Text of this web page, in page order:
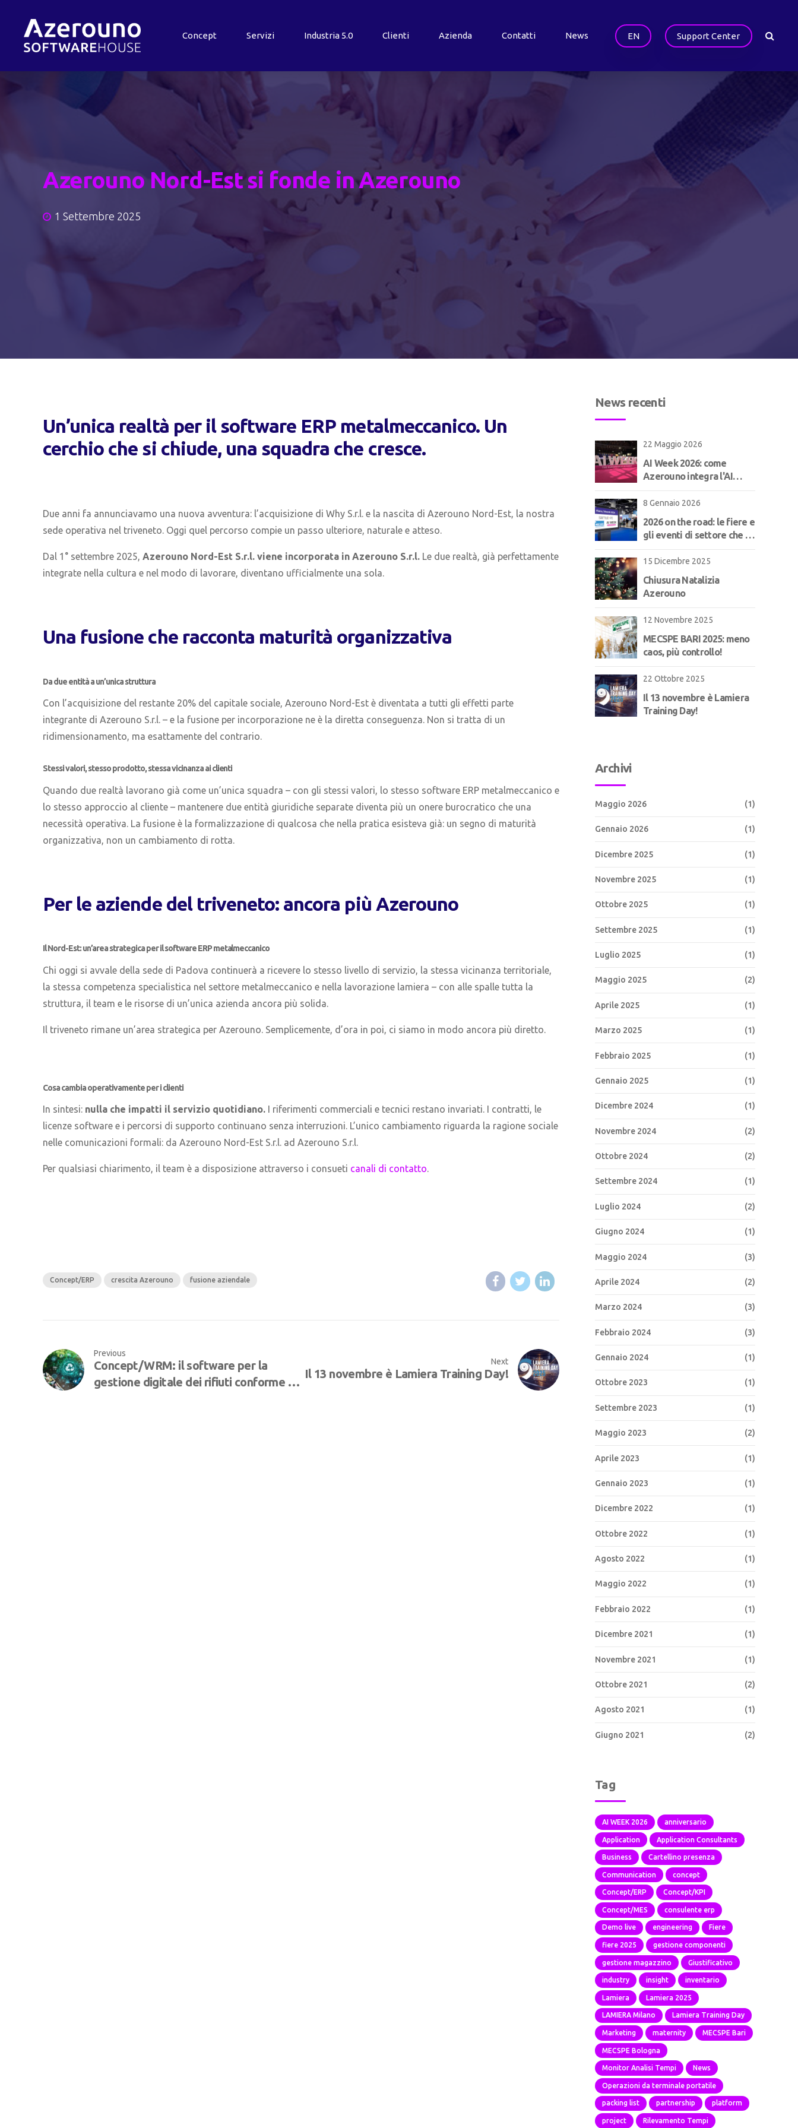
EN Support Center
Concept Servizi Industria 5.0 Clienti Azienda Contatti News
Azerouno Nord-Est si fonde in Azerouno
1 Settembre 2025
Un’unica realtà per il software ERP metalmeccanico. Un
cerchio che si chiude, una squadra che cresce.
Due anni fa annunciavamo una nuova avventura: l’acquisizione di Why S.r.l. e la nascita di Azerouno Nord-Est, la nostra
sede operativa nel triveneto. Oggi quel percorso compie un passo ulteriore, naturale e atteso.
Dal 1° settembre 2025, Azerouno Nord-Est S.r.l. viene incorporata in Azerouno S.r.l. Le due realtà, già perfettamente
integrate nella cultura e nel modo di lavorare, diventano ufficialmente una sola.
Una fusione che racconta maturità organizzativa
Da due entità a un’unica struttura
Con l’acquisizione del restante 20% del capitale sociale, Azerouno Nord-Est è diventata a tutti gli effetti parte
integrante di Azerouno S.r.l. – e la fusione per incorporazione ne è la diretta conseguenza. Non si tratta di un
ridimensionamento, ma esattamente del contrario.
Stessi valori, stesso prodotto, stessa vicinanza ai clienti
Quando due realtà lavorano già come un’unica squadra – con gli stessi valori, lo stesso software ERP metalmeccanico e
lo stesso approccio al cliente – mantenere due entità giuridiche separate diventa più un onere burocratico che una
necessità operativa. La fusione è la formalizzazione di qualcosa che nella pratica esisteva già: un segno di maturità
organizzativa, non un cambiamento di rotta.
Per le aziende del triveneto: ancora più Azerouno
Il Nord-Est: un’area strategica per il software ERP metalmeccanico
Chi oggi si avvale della sede di Padova continuerà a ricevere lo stesso livello di servizio, la stessa vicinanza territoriale,
la stessa competenza specialistica nel settore metalmeccanico e nella lavorazione lamiera – con alle spalle tutta la
struttura, il team e le risorse di un’unica azienda ancora più solida.
Il triveneto rimane un’area strategica per Azerouno. Semplicemente, d’ora in poi, ci siamo in modo ancora più diretto.
Cosa cambia operativamente per i clienti
In sintesi: nulla che impatti il servizio quotidiano. I riferimenti commerciali e tecnici restano invariati. I contratti, le
licenze software e i percorsi di supporto continuano senza interruzioni. L’unico cambiamento riguarda la ragione sociale
nelle comunicazioni formali: da Azerouno Nord-Est S.r.l. ad Azerouno S.r.l.
Per qualsiasi chiarimento, il team è a disposizione attraverso i consueti canali di contatto.
Concept/ERP crescita Azerouno fusione aziendale
Previous
Concept/WRM: il software per la
gestione digitale dei rifiuti conforme al
Next
Il 13 novembre è Lamiera Training Day!
News recenti
22 Maggio 2026
AI Week 2026: come
Azerouno integra l'AI
manifatturiero | Concept
8 Gennaio 2026
2026 on the road: le fiere e
gli eventi di settore che ci
15 Dicembre 2025
Chiusura Natalizia
Azerouno
12 Novembre 2025
MECSPE BARI 2025: meno
caos, più controllo!
22 Ottobre 2025
Il 13 novembre è Lamiera
Training Day!
Archivi
Maggio 2026 (1)
Gennaio 2026 (1)
Dicembre 2025 (1)
Novembre 2025 (1)
Ottobre 2025 (1)
Settembre 2025 (1)
Luglio 2025 (1)
Maggio 2025 (2)
Aprile 2025 (1)
Marzo 2025 (1)
Febbraio 2025 (1)
Gennaio 2025 (1)
Dicembre 2024 (1)
Novembre 2024 (2)
Ottobre 2024 (2)
Settembre 2024 (1)
Luglio 2024 (2)
Giugno 2024 (1)
Maggio 2024 (3)
Aprile 2024 (2)
Marzo 2024 (3)
Febbraio 2024 (3)
Gennaio 2024 (1)
Ottobre 2023 (1)
Settembre 2023 (1)
Maggio 2023 (2)
Aprile 2023 (1)
Gennaio 2023 (1)
Dicembre 2022 (1)
Ottobre 2022 (1)
Agosto 2022 (1)
Maggio 2022 (1)
Febbraio 2022 (1)
Dicembre 2021 (1)
Novembre 2021 (1)
Ottobre 2021 (2)
Agosto 2021 (1)
Giugno 2021 (2)
Tag
AI WEEK 2026 anniversario
Application Application Consultants
Business Cartellino presenza
Communication concept
Concept/ERP Concept/KPI
Concept/MES consulente erp
Demo live engineering Fiere
fiere 2025 gestione componenti
gestione magazzino Giustificativo
industry insight inventario
Lamiera Lamiera 2025
LAMIERA Milano Lamiera Training Day
Marketing maternity MECSPE Bari
MECSPE Bologna
Monitor Analisi Tempi News
Operazioni da terminale portatile
packing list partnership platform
project Rilevamento Tempi